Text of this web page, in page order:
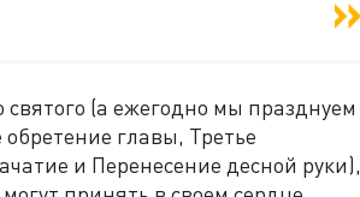
(а ежегодно мы празднуем
обретение главы, Третье
и Перенесение десной руки),